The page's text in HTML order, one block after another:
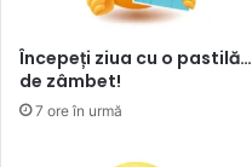
Începeți ziua cu o pastilă…
de zâmbet!
7 ore în urmă